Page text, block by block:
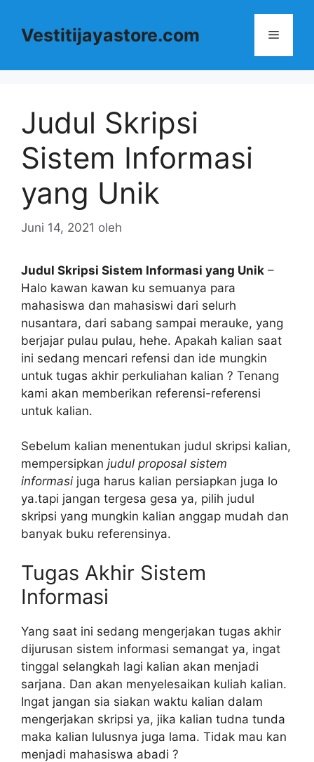
Vestitijayastore.com Menu
Judul Skripsi
Sistem Informasi
yang Unik
Juni 14, 2021 oleh
Judul Skripsi Sistem Informasi yang Unik –
Halo kawan kawan ku semuanya para
mahasiswa dan mahasiswi dari selurh
nusantara, dari sabang sampai merauke, yang
berjajar pulau pulau, hehe. Apakah kalian saat
ini sedang mencari refensi dan ide mungkin
untuk tugas akhir perkuliahan kalian ? Tenang
kami akan memberikan referensi-referensi
untuk kalian.
Sebelum kalian menentukan judul skripsi kalian,
mempersipkan judul proposal sistem
informasi juga harus kalian persiapkan juga lo
ya.tapi jangan tergesa gesa ya, pilih judul
skripsi yang mungkin kalian anggap mudah dan
banyak buku referensinya.
Tugas Akhir Sistem
Informasi
Yang saat ini sedang mengerjakan tugas akhir
dijurusan sistem informasi semangat ya, ingat
tinggal selangkah lagi kalian akan menjadi
sarjana. Dan akan menyelesaikan kuliah kalian.
Ingat jangan sia siakan waktu kalian dalam
mengerjakan skripsi ya, jika kalian tudna tunda
maka kalian lulusnya juga lama. Tidak mau kan
menjadi mahasiswa abadi ?